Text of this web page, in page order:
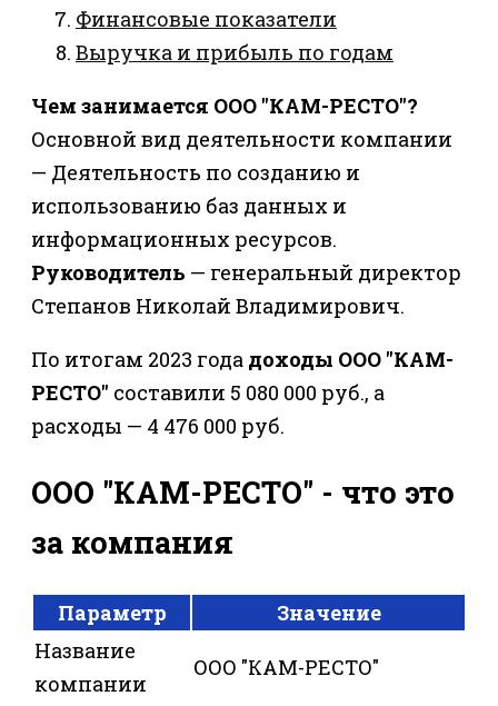
Финансовые показатели
Выручка и прибыль по годам
Чем занимается ООО "КАМ-РЕСТО"?
Основной вид деятельности компании
— Деятельность по созданию и
использованию баз данных и
информационных ресурсов.
Руководитель — генеральный директор
Степанов Николай Владимирович.
По итогам 2023 года доходы ООО "КАМ-
РЕСТО" составили 5 080 000 руб., а
расходы — 4 476 000 руб.
ООО "КАМ-РЕСТО" - что это
за компания
Параметр
Значение
Название
компании
ООО "КАМ-РЕСТО"